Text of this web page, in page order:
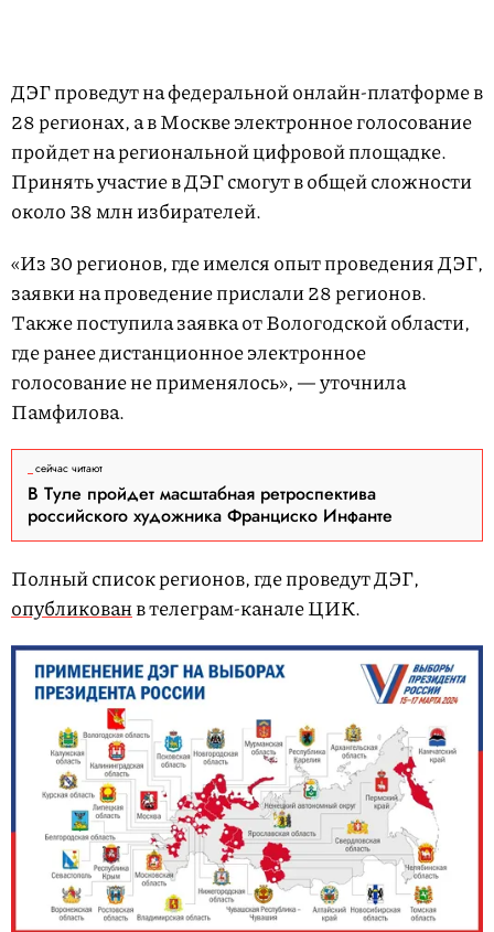
ДЭГ проведут на федеральной онлайн-платформе в
28 регионах, а в Москве электронное голосование
пройдет на региональной цифровой площадке.
Принять участие в ДЭГ смогут в общей сложности
около 38 млн избирателей.
«Из 30 регионов, где имелся опыт проведения ДЭГ,
заявки на проведение прислали 28 регионов.
Также поступила заявка от Вологодской области,
где ранее дистанционное электронное
голосование не применялось», — уточнила
Памфилова.
сейчас читают
В Туле пройдет масштабная ретроспектива
российского художника Франциско Инфанте
Полный список регионов, где проведут ДЭГ,
опубликованв телеграм-канале ЦИК.